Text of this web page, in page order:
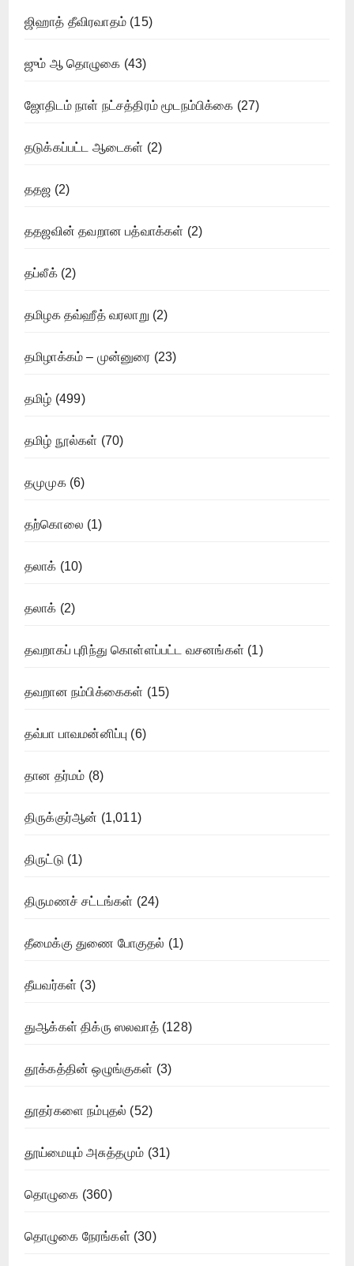
ஜிஹாத் தீவிரவாதம் (15)
ஜும் ஆ தொழுகை (43)
ஜோதிடம் நாள் நட்சத்திரம் மூடநம்பிக்கை (27)
தடுக்கப்பட்ட ஆடைகள் (2)
ததஜ (2)
ததஜவின் தவறான பத்வாக்கள் (2)
தப்லீக்(2)
தமிழக தவ்ஹீத் வரலாறு (2)
தமிழாக்கம் – முன்னுரை (23)
தமிழ் (499)
தமிழ் நூல்கள் (70)
தமுமுக(6)
தற்கொலை (1)
தலாக் (10)
தலாக் (2)
தவறாகப் புரிந்து கொள்ளப்பட்ட வசனங்கள் (1)
தவறான நம்பிக்கைகள் (15)
தவ்பா பாவமன்னிப்பு (6)
தான தர்மம் (8)
திருக்குர்ஆன் (1,011)
திருட்டு (1)
திருமணச் சட்டங்கள் (24)
தீமைக்கு துணை போகுதல் (1)
தீயவர்கள் (3)
துஆக்கள் திக்ரு ஸலவாத்(128)
தூக்கத்தின் ஒழுங்குகள் (3)
தூதர்களை நம்புதல் (52)
தூய்மையும் அசுத்தமும் (31)
தொழுகை (360)
தொழுகை நேரங்கள் (30)